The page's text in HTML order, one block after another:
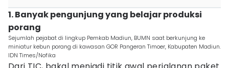
1. Banyak pengunjung yang belajar produksi
porang
Sejumlah pejabat di lingkup Pemkab Madiun, BUMN saat berkunjung ke
miniatur kebun porang di kawasan GOR Pangeran Timoer, Kabupaten Madiun.
IDN Times/Nofika